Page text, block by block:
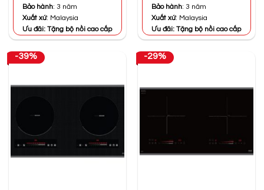
Bảo hành: 3 năm
Xuất xứ: Malaysia
Ưu đãi: Tặng bộ nồi cao cấp
Bảo hành: 3 năm
Xuất xứ: Malaysia
Ưu đãi: Tặng bộ nồi cao cấp
-39% -29%